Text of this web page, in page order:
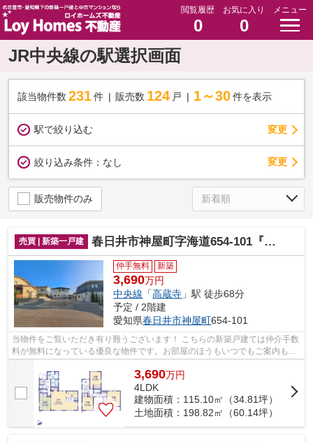
閲覧履歴
0
お気に入り
0
メニュー
JR中央線の駅選択画面
該当物件数 231件 販売数 124 戸 1～30 件を表示
駅で絞り込む 変更
絞り込み条件： なし 変更
販売物件のみ
売買 | 新築一戸建 春日井市神屋町字海道654-101『仲介料無料』新築戸建て
仲手無料 新築
3,690万円
中央線 「高蔵寺 」駅 徒歩68分
予定 / 2階建
愛知県春日井市神屋町654-101
当物件をご覧いただき有り難うございます！ こちらの新築戸建ては仲介手数
料が無料になっている優良な物件です。お部屋のほうもいつでもご案内もさ
3,690万円
4LDK
建物面積：115.10㎡（34.81坪）
土地面積：198.82㎡（60.14坪）